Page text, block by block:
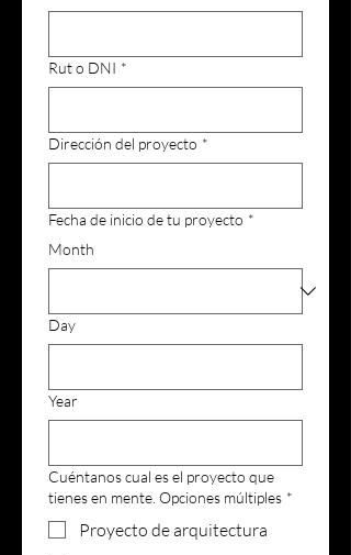
Rut o DNI *
Dirección del proyecto *
Fecha de inicio de tu proyecto *
Month
Day
Year
Cuéntanos cual es el proyecto que
tienes en mente. Opciones múltiples *
Proyecto de arquitectura